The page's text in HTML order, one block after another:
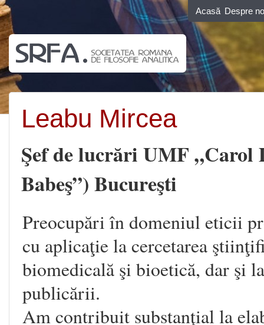
Acasă Despre
Leabu Mircea
Şef de lucrări UMF
Babeş”) Bucureşti
Preocupări în domeniul eticii
cu aplicaţie la cercetarea
biomedicală şi bioetică, dar şi
publicării.
Am contribuit substanţial la